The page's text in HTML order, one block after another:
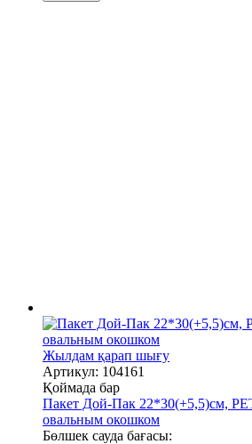
Жылдам қарап шығу
Артикул: 104161
Қоймада бар
Пакет Дой-Пак 22*30(+5,5)см,
овальным окошком
Бөлшек сауда бағасы: